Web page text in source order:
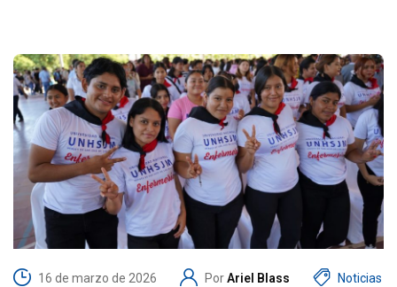
16 de marzo de 2026 PorAriel Blass Noticias